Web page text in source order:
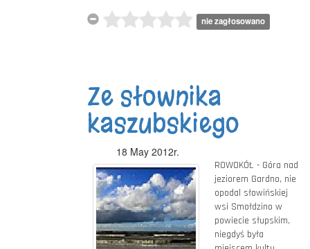
nie zagłosowano
Ze słownika
kaszubskiego
18 May 2012r.
ROWOKÓŁ - Góra nad
jeziorem Gardno, nie
opodal słowińskiej
wsi Smołdzino w
powiecie słupskim,
niegdyś była